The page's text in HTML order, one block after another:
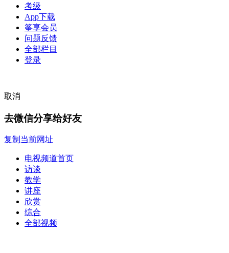
考级
App下载
筝享会员
问题反馈
全部栏目
登录
取消
去微信分享给好友
复制当前网址
电视频道首页
访谈
教学
讲座
欣赏
综合
全部视频